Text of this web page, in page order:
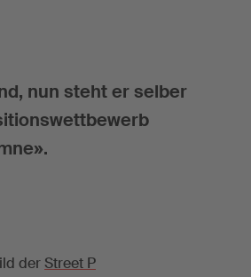
nun steht er selber
derStreet P